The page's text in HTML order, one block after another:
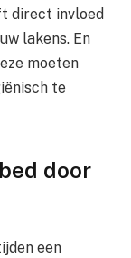
direct invloed
lakens. En
moeten
te
door
een